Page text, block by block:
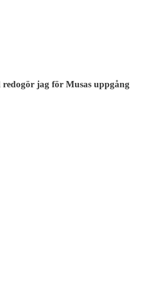
jag för Musas uppgång